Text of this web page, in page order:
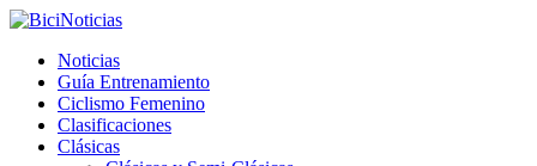
Noticias
Guía Entrenamiento
Ciclismo Femenino
Clasificaciones
Clásicas